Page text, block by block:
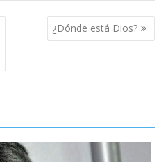
‎¿Dónde está Dios?